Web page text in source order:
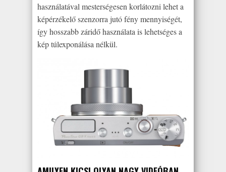
használatával mesterségesen korlátozni lehet a
képérzékelő szenzorra jutó fény mennyiségét,
így hosszabb záridő használata is lehetséges a
kép túlexponálása nélkül.